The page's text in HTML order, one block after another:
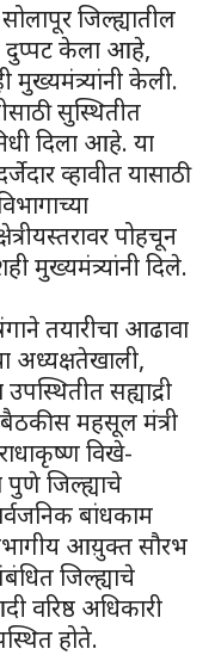
जिल्ह्यातील
दुप्पट केला आहे,
मुख्यमंत्र्यांनी केली.
सुस्थितीत
दिला आहे. या
व्हावीत यासाठी
पोहचून
मुख्यमंत्र्यांनी दिले.
तयारीचा आढावा
अध्यक्षतेखाली,
सह्याद्री
महसूल मंत्री
विखे-
पुणे जिल्ह्याचे
बांधकाम
आय़ुक्त सौरभ
जिल्ह्याचे
वरिष्ठ अधिकारी
होते.